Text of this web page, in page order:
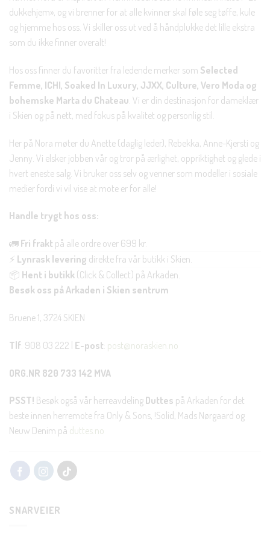
dukkehjem», og vi brenner for at alle kvinner skal føle seg tøffe, kule
og hjemme hos oss. Vi skiller oss ut ved å håndplukke det lille ekstra
som du ikke finner overalt!
Hos oss finner du favoritter fra ledende merker som Selected
Femme, ICHI, Soaked In Luxury, JJXX, Culture, Vero Moda og
bohemske Marta du Chateau . Vi er din destinasjon for dameklær
i Skien og på nett, med fokus på kvalitet og personlig stil.
Her på Nora møter du Anette (daglig leder), Rebekka, Anne-Kjersti og
Jenny. Vi elsker jobben vår og tror på ærlighet, oppriktighet og glede i
hvert eneste salg. Vi bruker oss selv og venner som modeller i sosiale
medier fordi vi vil vise at mote er for alle!
Handle trygt hos oss:
🚛 Fri frakt på alle ordre over 699 kr.
⚡ Lynrask levering direkte fra vår butikk i Skien.
📦 Hent i butikk (Click & Collect) på Arkaden.
Besøk oss på Arkaden i Skien sentrum
Bruene 1, 3724 SKIEN
Tlf: 908 03 222 | E-post: post@noraskien.no
ORG.NR 820 733 142 MVA
PSST! Besøk også vår herreavdeling Duttes på Arkaden for det
beste innen herremote fra Only & Sons, !Solid, Mads Nørgaard og
Neuw Denim på duttes.no
SNARVEIER